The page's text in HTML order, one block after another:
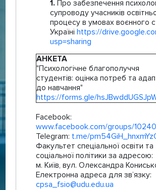
Про забезпечення
супроводу учасників
процесу в умовах воєнного
Україні https://
usp=sharing
АНКЕТА
"Психологічне благополуччя
студентів: оцінка потреб та
до навчання"
https://forms.gle/
Facebook:
www.facebook.com/groups/
Telegram: t.me/
Факультет спеціальної освіти та
соціальної політики за адресою:
м. Київ, вул. Олександра
Електронна адреса для зв’язку:
cpsa_fsio@udu.edu.ua